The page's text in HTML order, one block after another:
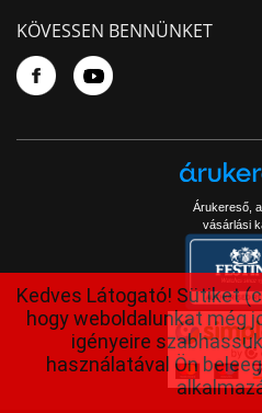
KÖVESSEN BENNÜNKET
Árukereső,
vásárlási
Kedves Látogató! Sütiket
hogy weboldalunkat még
igényeire
használatával Ön